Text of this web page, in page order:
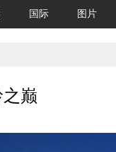
国际 图片
巅